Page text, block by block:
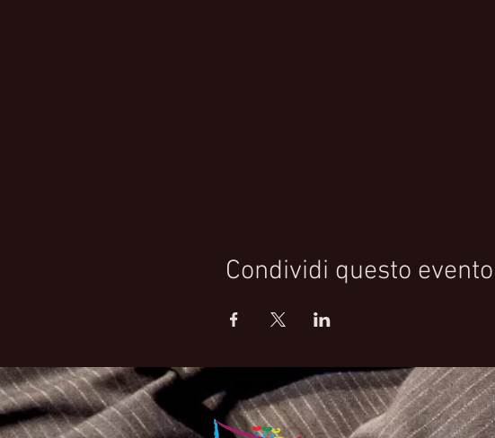
Condividi questo evento